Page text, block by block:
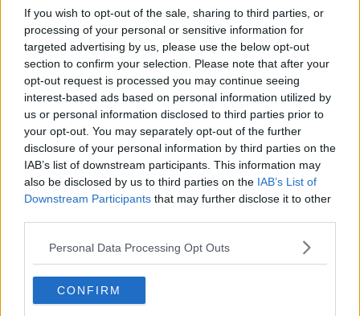
If you wish to opt-out of the sale, sharing to third parties, or
processing of your personal or sensitive information for
targeted advertising by us, please use the below opt-out
section to confirm your selection. Please note that after your
opt-out request is processed you may continue seeing
interest-based ads based on personal information utilized by
us or personal information disclosed to third parties prior to
your opt-out. You may separately opt-out of the further
disclosure of your personal information by third parties on the
IAB’s list of downstream participants. This information may
also be disclosed by us to third parties on the IAB’s List of
Downstream Participants that may further disclose it to other
Personal Data Processing Opt Outs
CONFIRM
da quelli dell’Unità d’Italia nel 1861 in cui si mangiavano ben 1,1
chili di pane a persona al giorno. A contribuire alla graduale
contradizione dei consumi l’aumento dei prezzi con un chilo di pane
fresco con farina di grano che ha raggiunto anche i
7,8 euro al
chilo a Firenze
nel mese di Agosto secondo l’Osservatorio dei
Prezzi del Made in Italy. Livorno è la città dove la pagnotta è più
“salata” con un prezzo medio di 3,59 euro al chilo seguita da
Firenze (3,3 euro al chilo) e Pistoia (3,24 euro al chilo).
Ad essere preferito, comunque, anche se il consumo è in costante
calo, continua ad essere il
pane artigianale.
crollo degli acquisti mette soprattutto in pericolo anche la
sopravvivenza dei pani della tradizione popolare italiana tra i quali
ben 6 sono stati addirittura riconosciuti dall’Unione Europea tra cui
Pane Toscano(Dop, Toscana) ma – continua Coldiretti Toscana
– sono in realtà centinaia le specialità tradizionali censite dalle
diverse regioni.